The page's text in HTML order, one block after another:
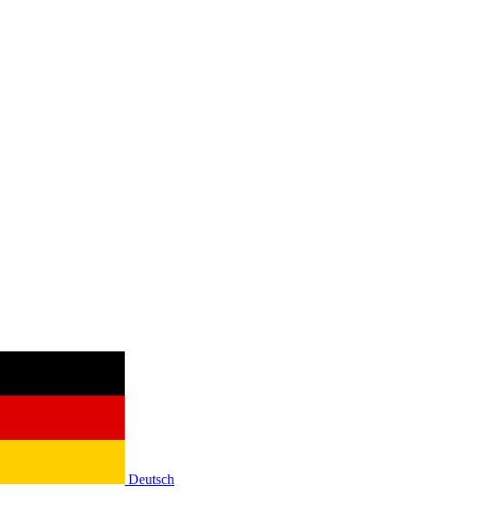
Deutsch